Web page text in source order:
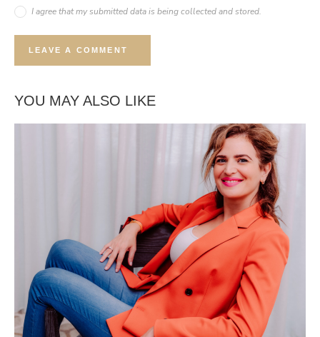
I agree that my submitted data is being collected and stored.
YOU MAY ALSO LIKE